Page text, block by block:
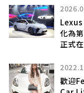
發表！ 全面進
Sedan」
系OL的華麗